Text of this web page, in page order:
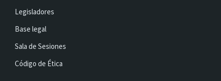
Legisladores
Base legal
Sala de Sesiones
Código de Ética